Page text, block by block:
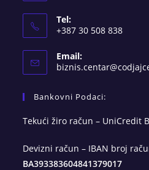
Tel:
+387 30 508 838
Email:
Bankovni Podaci:
Tekući žiro račun – UniCredit
Devizni račun – IBAN broj
BA393383604841379017